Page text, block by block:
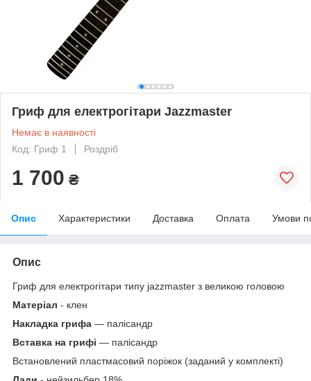
Гриф для електрогітари Jazzmaster
Немає в наявності
Код: Гриф 1
Роздріб
1 700 ₴
Опис Характеристики Доставка Оплата Умови
Опис
Гриф для електрогітари типу jazzmaster з великою головою
Матеріал - клен
Накладка грифа — палісандр
Вставка на грифі — палісандр
Встановлений пластмасовий поріжок (заданий у комплекті)